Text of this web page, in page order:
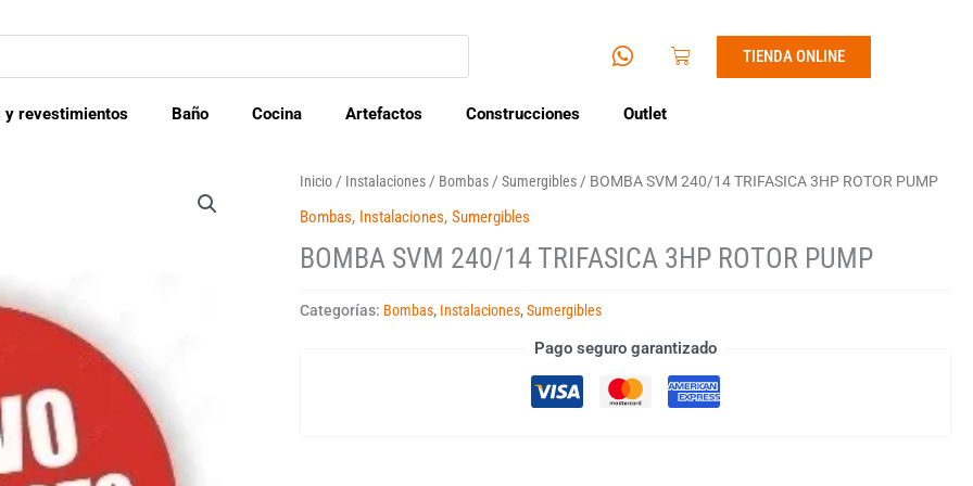
n
n
l
p
1
W
h
t
p
Cart TIENDA ONLINE
y revestimientos Baño Cocina Artefactos Construcciones Outlet
Inicio / Instalaciones / Bombas /Sumergibles / BOMBA SVM 240/14 TRIFASICA 3HP ROTOR PUMP
Bombas, Instalaciones,Sumergibles
BOMBA SVM 240/14 TRIFASICA 3HP ROTOR PUMP
Categorías: Bombas, Instalaciones,Sumergibles
Pago seguro garantizado